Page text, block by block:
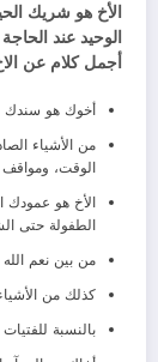
الأخ هو شريك
الوحيد عند
أجمل كلام عن
أخوك هو سندك
من الأشياء
الوقت، ومواقف
الأخ هو
الطفولة حتى
من بين نعم
كذلك من
بالنسبة